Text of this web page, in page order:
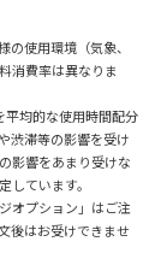
使用環境（気象、
消費率は異なりま
均的な使用時間配分
渋滞等の影響を受け
影響をあまり受けな
ています。
オプション」はご注
後はお受けできませ